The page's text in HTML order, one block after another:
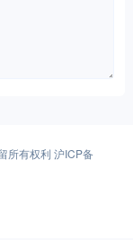
所有权利沪ICP备